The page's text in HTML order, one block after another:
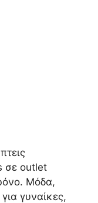
σε outlet
Μόδα,
γυναίκες,